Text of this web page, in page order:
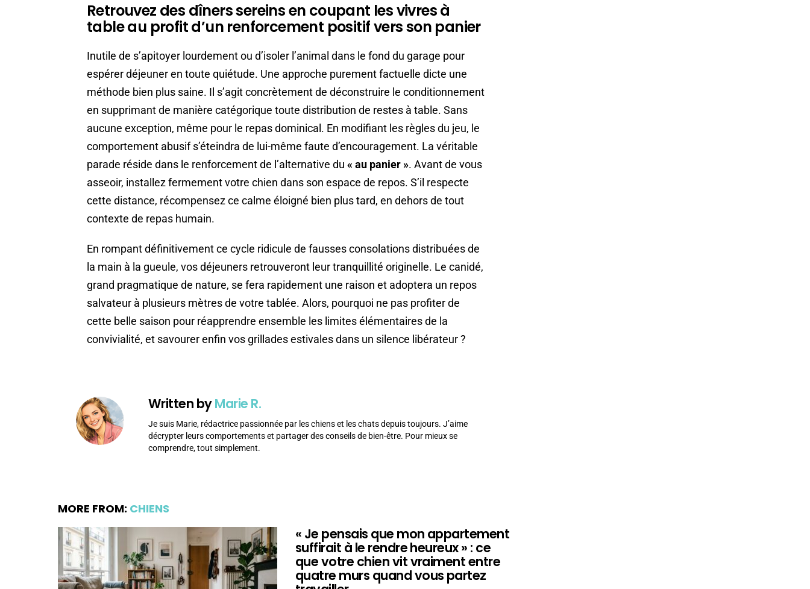
Retrouvez des dîners sereins en coupant les vivres à
table au profit d’un renforcement positif vers son panier
Inutile de s’apitoyer lourdement ou d’isoler l’animal dans le fond du garage pour
espérer déjeuner en toute quiétude. Une approche purement factuelle dicte une
méthode bien plus saine. Il s’agit concrètement de déconstruire le conditionnement
en supprimant de manière catégorique toute distribution de restes à table. Sans
aucune exception, même pour le repas dominical. En modifiant les règles du jeu, le
comportement abusif s’éteindra de lui-même faute d’encouragement. La véritable
parade réside dans le renforcement de l’alternative du « au panier ». Avant de vous
asseoir, installez fermement votre chien dans son espace de repos. S’il respecte
cette distance, récompensez ce calme éloigné bien plus tard, en dehors de tout
contexte de repas humain.
En rompant définitivement ce cycle ridicule de fausses consolations distribuées de
la main à la gueule, vos déjeuners retrouveront leur tranquillité originelle. Le canidé,
grand pragmatique de nature, se fera rapidement une raison et adoptera un repos
salvateur à plusieurs mètres de votre tablée. Alors, pourquoi ne pas profiter de
cette belle saison pour réapprendre ensemble les limites élémentaires de la
convivialité, et savourer enfin vos grillades estivales dans un silence libérateur ?
Written byMarie R.
Je suis Marie, rédactrice passionnée par les chiens et les chats depuis toujours. J’aime
décrypter leurs comportements et partager des conseils de bien-être. Pour mieux se
comprendre, tout simplement.
MORE FROM: CHIENS
« Je pensais que mon appartement
suffirait à le rendre heureux » : ce
que votre chien vit vraiment entre
quatre murs quand vous partez